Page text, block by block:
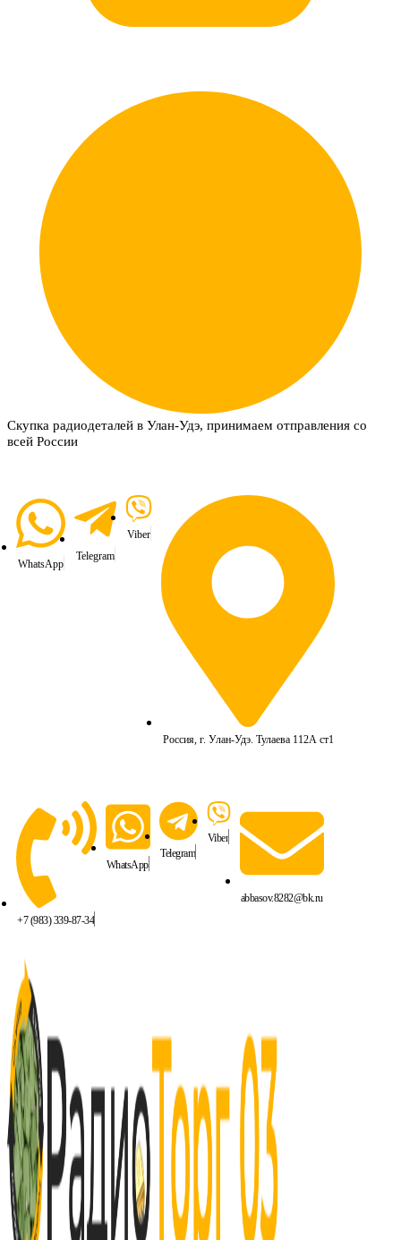
Скупка радиодеталей в Улан-Удэ, принимаем отправления со
всей России
WhatsApp
Telegram
Viber
Россия, г. Улан-Удэ. Тулаева 112А ст1
+7 (983) 339-87-34
WhatsApp
Telegram
Viber
abbasov.8282@bk.ru